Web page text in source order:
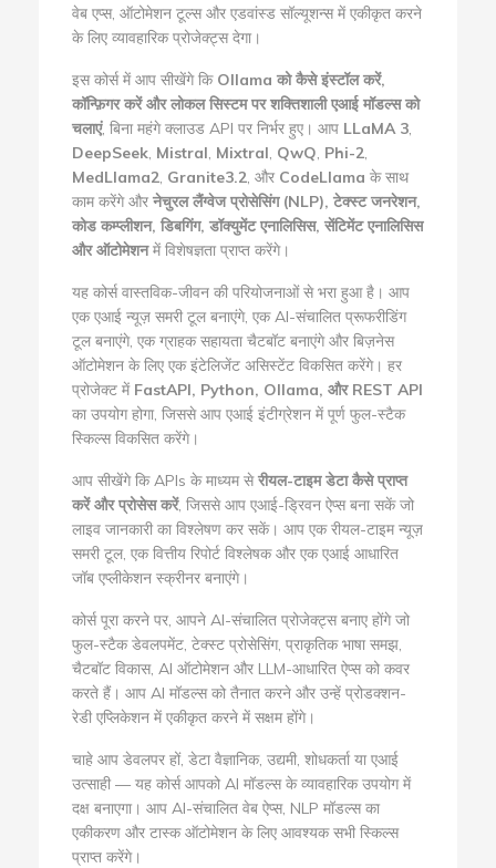
वेब एप्स, ऑटोमेशन टूल्स और एडवांस्ड सॉल्यूशन्स में एकीकृत करने
के लिए व्यावहारिक प्रोजेक्ट्स देगा।
इस कोर्स में आप सीखेंगे कि Ollama को कैसे इंस्टॉल करें,
कॉन्फ़िगर करें और लोकल सिस्टम पर शक्तिशाली एआई मॉडल्स को
चलाएं, बिना महंगे क्लाउड API पर निर्भर हुए। आप LLaMA 3,
DeepSeek, Mistral, Mixtral, QwQ, Phi-2,
MedLlama2, Granite3.2, और CodeLlama के साथ
काम करेंगे और नेचुरल लैंग्वेज प्रोसेसिंग (NLP), टेक्स्ट जनरेशन,
कोड कम्प्लीशन, डिबगिंग, डॉक्युमेंट एनालिसिस, सेंटिमेंट एनालिसिस
और ऑटोमेशनमें विशेषज्ञता प्राप्त करेंगे।
यह कोर्स वास्तविक-जीवन की परियोजनाओं से भरा हुआ है। आप
एक एआई न्यूज़ समरी टूल बनाएंगे, एक AI-संचालित प्रूफरीडिंग
टूल बनाएंगे, एक ग्राहक सहायता चैटबॉट बनाएंगे और बिज़नेस
ऑटोमेशन के लिए एक इंटेलिजेंट असिस्टेंट विकसित करेंगे। हर
प्रोजेक्ट में FastAPI, Python, Ollama, और REST API
का उपयोग होगा, जिससे आप एआई इंटीग्रेशन में पूर्ण फुल-स्टैक
स्किल्स विकसित करेंगे।
आप सीखेंगे कि APIs के माध्यम सेरीयल-टाइम डेटा कैसे प्राप्त
करें और प्रोसेस करें, जिससे आप एआई-ड्रिवन ऐप्स बना सकें जो
लाइव जानकारी का विश्लेषण कर सकें। आप एक रीयल-टाइम न्यूज़
समरी टूल, एक वित्तीय रिपोर्ट विश्लेषक और एक एआई आधारित
जॉब एप्लीकेशन स्क्रीनर बनाएंगे।
कोर्स पूरा करने पर, आपने AI-संचालित प्रोजेक्ट्स बनाए होंगे जो
फुल-स्टैक डेवलपमेंट, टेक्स्ट प्रोसेसिंग, प्राकृतिक भाषा समझ,
चैटबॉट विकास, AI ऑटोमेशन और LLM-आधारित ऐप्स को कवर
करते हैं। आप AI मॉडल्स को तैनात करने और उन्हें प्रोडक्शन-
रेडी एप्लिकेशन में एकीकृत करने में सक्षम होंगे।
चाहे आप डेवलपर हों, डेटा वैज्ञानिक, उद्यमी, शोधकर्ता या एआई
उत्साही — यह कोर्स आपको AI मॉडल्स के व्यावहारिक उपयोग में
दक्ष बनाएगा। आप AI-संचालित वेब ऐप्स, NLP मॉडल्स का
एकीकरण और टास्क ऑटोमेशन के लिए आवश्यक सभी स्किल्स
प्राप्त करेंगे।